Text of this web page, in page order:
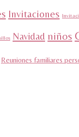
Invitaciones
Navidad niños
Reuniones familiares